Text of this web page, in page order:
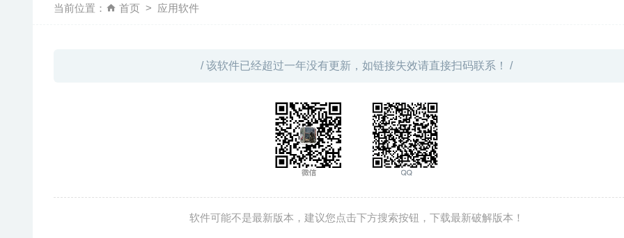
当前位置： 首页 应用软件
/ 该软件已经超过一年没有更新，如链接失效请直接扫码联系！ /
软件可能不是最新版本，建议您点击下方搜索按钮，下载最新破解版本！